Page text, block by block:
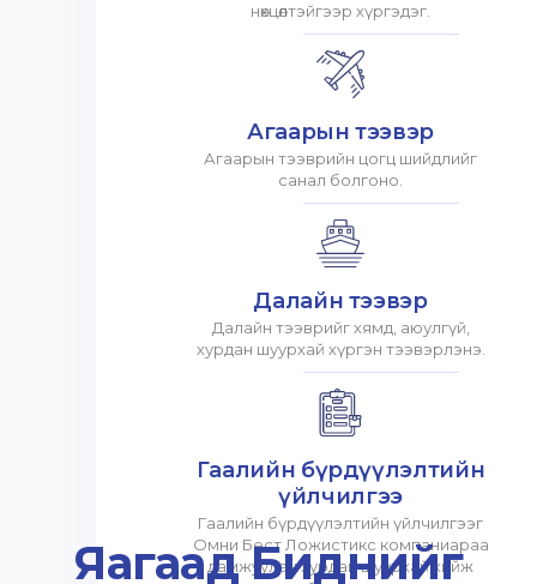
нөхцөлтэйгээр хүргэдэг.
Агаарын тээвэр
Агаарын тээврийн цогц шийдлийг
санал болгоно.
Далайн тээвэр
Далайн тээврийг хямд, аюулгүй,
хурдан шуурхай хүргэн тээвэрлэнэ.
Гаалийн бүрдүүлэлтийн
үйлчилгээ
Гаалийн бүрдүүлэлтийн үйлчилгээг
Омни Бест Ложистикс компаниараа
дамжуулан хурдан шуурхай хийж
Яагаад Биднийг